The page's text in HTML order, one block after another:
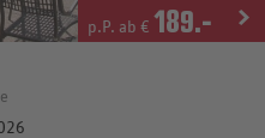
p.P. ab € 189.-